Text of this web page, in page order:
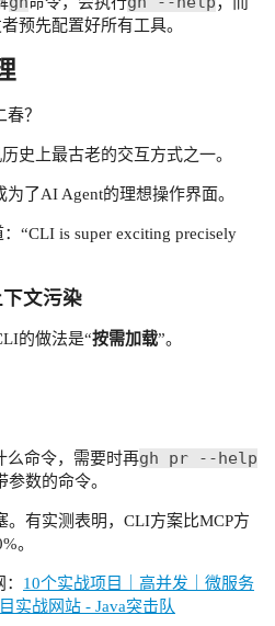
预先配置好所有工具。
？
史上最古老的交互方式之一。
了AI Agent的理想操作界面。
“CLI is super exciting precisely
文污染
的做法是“按需加载”。
么命令，需要时再gh pr --help
数的命令。
有实测表明，CLI方案比MCP方
。
10个实战项目｜高并发｜微服务
实战网站 - Java突击队